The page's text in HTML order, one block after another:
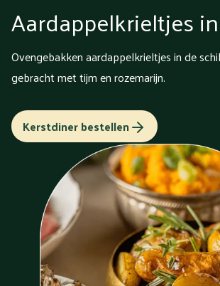
Aardappelkrieltjes
Ovengebakken aardappelkrieltjes in de
gebracht met tijm en rozemarijn.
Kerstdiner bestellen